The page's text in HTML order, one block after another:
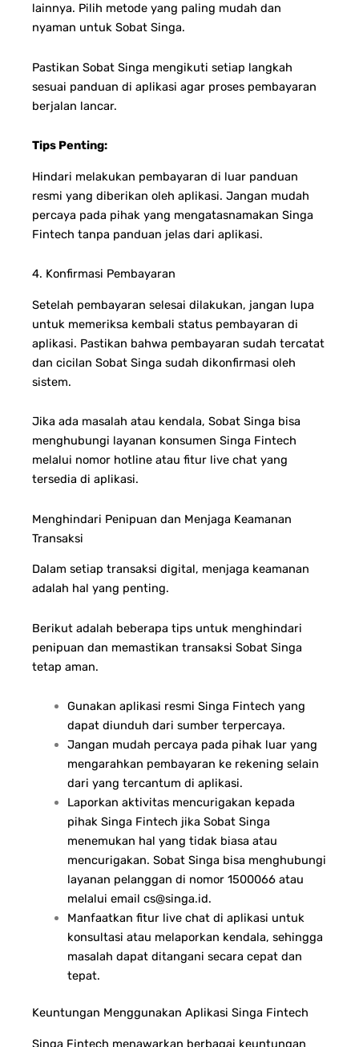
lainnya. Pilih metode yang paling mudah dan
nyaman untuk Sobat Singa.
Pastikan Sobat Singa mengikuti setiap langkah
sesuai panduan di aplikasi agar proses pembayaran
berjalan lancar.
Tips Penting:
Hindari melakukan pembayaran di luar panduan
resmi yang diberikan oleh aplikasi. Jangan mudah
percaya pada pihak yang mengatasnamakan Singa
Fintech tanpa panduan jelas dari aplikasi.
4. Konfirmasi Pembayaran
Setelah pembayaran selesai dilakukan, jangan lupa
untuk memeriksa kembali status pembayaran di
aplikasi. Pastikan bahwa pembayaran sudah tercatat
dan cicilan Sobat Singa sudah dikonfirmasi oleh
sistem.
Jika ada masalah atau kendala, Sobat Singa bisa
menghubungi layanan konsumen Singa Fintech
melalui nomor hotline atau fitur live chat yang
tersedia di aplikasi.
Menghindari Penipuan dan Menjaga Keamanan
Transaksi
Dalam setiap transaksi digital, menjaga keamanan
adalah hal yang penting.
Berikut adalah beberapa tips untuk menghindari
penipuan dan memastikan transaksi Sobat Singa
tetap aman.
Gunakan aplikasi resmi Singa Fintech yang
dapat diunduh dari sumber terpercaya.
Jangan mudah percaya pada pihak luar yang
mengarahkan pembayaran ke rekening selain
dari yang tercantum di aplikasi.
Laporkan aktivitas mencurigakan kepada
pihak Singa Fintech jika Sobat Singa
menemukan hal yang tidak biasa atau
mencurigakan. Sobat Singa bisa menghubungi
layanan pelanggan di nomor 1500066 atau
melalui email cs@singa.id.
Manfaatkan fitur live chat di aplikasi untuk
konsultasi atau melaporkan kendala, sehingga
masalah dapat ditangani secara cepat dan
tepat.
Keuntungan Menggunakan Aplikasi Singa Fintech
Singa Fintech menawarkan berbagai keuntungan